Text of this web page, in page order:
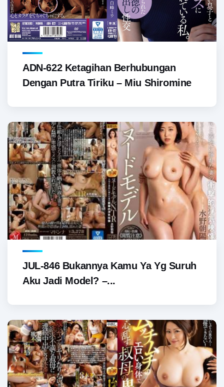
ADN-622 Ketagihan Berhubungan
Dengan Putra Tiriku – Miu Shiromine
JUL-846 Bukannya Kamu Ya Yg Suruh
Aku Jadi Model? –...